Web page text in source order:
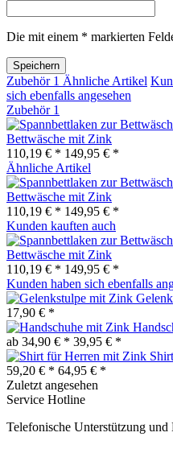
Die mit einem * markierten
Speichern
Zubehör 1 Ähnliche Artikel
sich ebenfalls angesehen
Zubehör 1
Bettwäsche mit Zink
110,19 € * 149,95 € *
Ähnliche Artikel
Bettwäsche mit Zink
110,19 € * 149,95 € *
Kunden kauften auch
Bettwäsche mit Zink
110,19 € * 149,95 € *
Kunden haben sich ebenfalls
17,90 € *
ab 34,90 € * 39,95 € *
59,20 € * 64,95 € *
Zuletzt angesehen
Service Hotline
Telefonische Unterstützung und